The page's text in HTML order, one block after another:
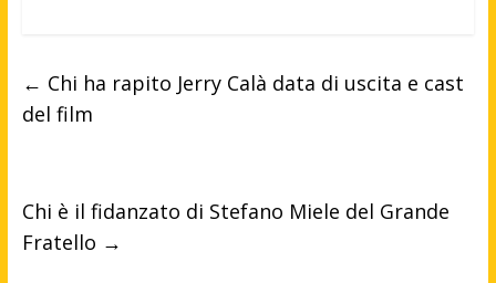
← Chi ha rapito Jerry Calà data di uscita e cast
del film
Chi è il fidanzato di Stefano Miele del Grande
Fratello →